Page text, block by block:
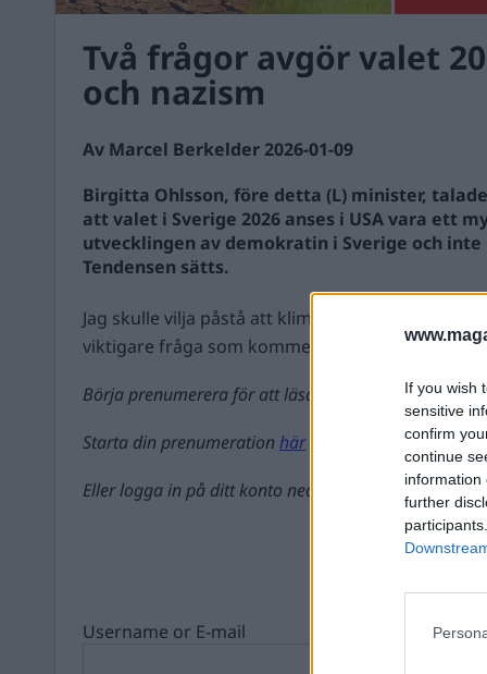
If you wish
sensitive
confirm
continue
information
further
Två frågor avgör valet
och nazism
Av Marcel Berkelder 2026-01-09
Birgitta Ohlsson, före detta (L) minister,
att valet i Sverige 2026 anses i USA vara ett
utvecklingen av demokratin i Sverige och inte
Tendensen sätts.
Jag skulle vilja påstå att klimatfrågan är den
viktigare fråga som kommer att...
Börja prenumerera för att läsa detta innehåll.
Starta din prenumerationhär
Eller logga in på ditt konto nedan:
Username or E-mail